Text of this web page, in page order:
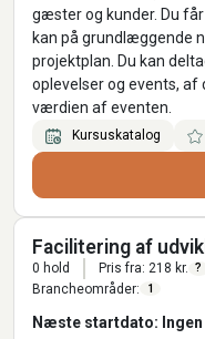
gæster og kunder. Du
kan på grundlæggende
projektplan. Du kan
oplevelser og events,
værdien af eventen.
Kursuskatalog
Facilitering af
0 hold Pris fra: 218 kr. ?
Brancheområder:
1
Næste startdato: Ingen